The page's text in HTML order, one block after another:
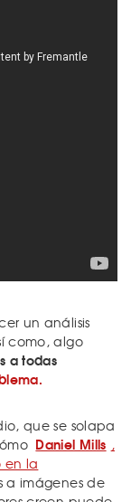
un análisis
como, algo
a todas
que se solapa
Daniel Mills ,
en la
a imágenes de